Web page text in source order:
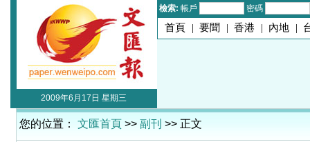
檢索: 帳戶 密碼
首頁 | 要聞 | 香港 | 內地 |
2009年6月17日 星期三
您的位置： 文匯首頁 >> 副刊 >> 正文